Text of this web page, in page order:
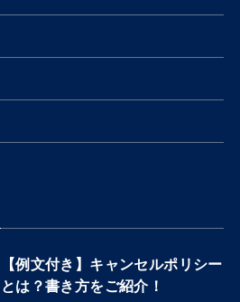
【例文付き】キャンセルポリシー
とは？書き方をご紹介！